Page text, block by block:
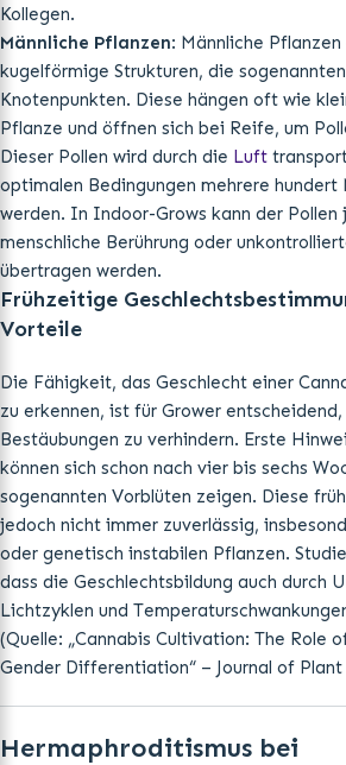
Kollegen.
Männliche Pflanzen: Männliche
kugelförmige Strukturen, die
Knotenpunkten. Diese hängen oft wie
Pflanze und öffnen sich bei Reife, um
Dieser Pollen wird durch die Luft
optimalen Bedingungen mehrere
werden. In Indoor-Grows kann der Pollen
menschliche Berührung oder
übertragen werden.
Frühzeitige
Vorteile
Die Fähigkeit, das Geschlecht einer
zu erkennen, ist für Grower
Bestäubungen zu verhindern. Erste
können sich schon nach vier bis sechs
sogenannten Vorblüten zeigen. Diese
jedoch nicht immer zuverlässig,
oder genetisch instabilen Pflanzen.
dass die Geschlechtsbildung auch durch
Lichtzyklen und
(Quelle: „Cannabis Cultivation: The Role
Gender Differentiation“ – Journal of Plant
Hermaphroditismus bei